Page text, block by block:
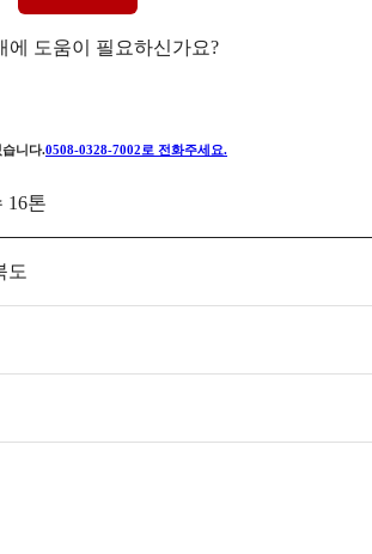
에 도움이 필요하신가요?
습니다.0508-0328-7002 로 전화주세요.
16톤
도